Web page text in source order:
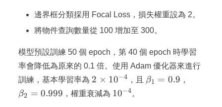
邊界框分類採用 Focal Loss，損失權重設為 2。
將物件查詢數量從 100 增加至 300。
模型預設訓練 50 個 epoch，第 40 個 epoch 時學習
率會降低為原來的 0.1 倍。使用 Adam 優化器來進行
訓練，基本學習率為 2
\times
10^{-4}
2 × 10−4 ，且
\beta_1
β1 = 0.9 ，
β2 = 0.999 ，權重衰減為 10^{-4}
10−4。